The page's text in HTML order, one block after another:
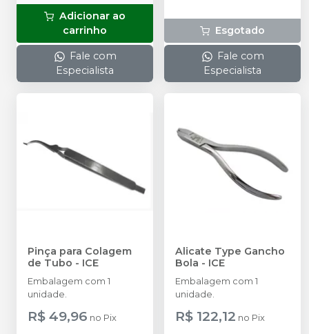
Adicionar ao
carrinho
Fale com
Especialista
Esgotado
Fale com
Especialista
Pinça para Colagem
de Tubo - ICE
Embalagem com 1
unidade.
R$ 49,96 no Pix
Alicate Type Gancho
Bola - ICE
Embalagem com 1
unidade.
R$ 122,12 no Pix